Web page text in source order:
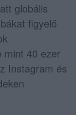
globális
figyelő
mint 40 ezer
Instagram és